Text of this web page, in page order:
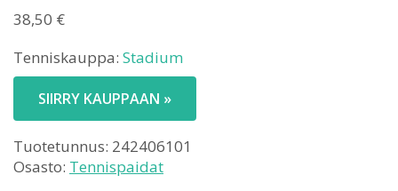
38,50 €
Tenniskauppa: Stadium
SIIRRY KAUPPAAN »
Tuotetunnus: 242406101
Osasto: Tennispaidat